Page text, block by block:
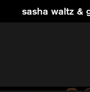
sasha waltz &